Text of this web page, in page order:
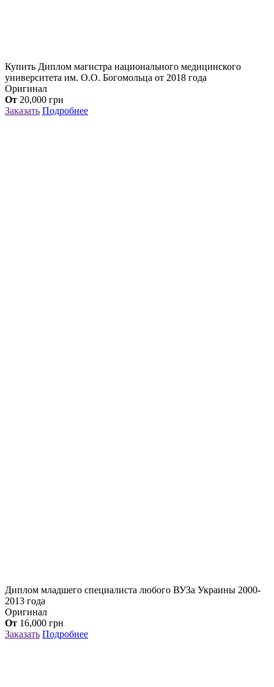
Купить Диплом магистра национального медицинского
университета им. О.О. Богомольца от 2018 года
Оригинал
От 20,000 грн
Заказать Подробнее
Диплом младшего специалиста любого ВУЗа Украины 2000-
2013 года
Оригинал
От 16,000 грн
Заказать Подробнее